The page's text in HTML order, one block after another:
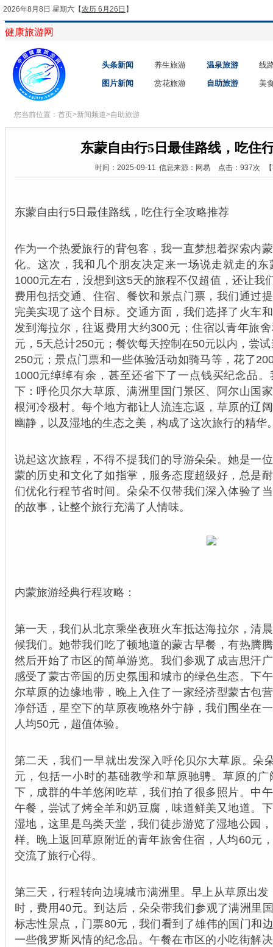
2026年8月8日 星期六 【农历 6月26日 】
健康旅游网
头条新闻 养生旅游 温泉旅游
线
图片新闻
赏花旅游 自助旅游 美
您当前位置： 首页>新闻频道>自助旅游
东蒙自由行5日最佳路线，吃住
时间：2025-09-11 信息来源：网易 点击：937次
东蒙自由行5日最佳路线，吃住行全攻略推荐
作为一个热爱旅行的背包客，我一直梦想着探索内
化。这次，我和几个朋友决定来一场说走就走的
1000元左右，没想到这5天的旅程不仅超值，还让我
费用包括交通、住宿、餐饮和景点门票，我们通过
完美实现了这个目标。交通方面，我们选择了火车
发到海拉尔，往返费用大约300元；住宿以青年旅
元，5天总计250元；餐饮每天控制在50元以内，尝
250元；景点门票和一些体验活动如骑马等，花了
1000元绰绰有余，甚至还省下了一点钱买纪念品
下：呼伦贝尔大草原、满洲里国门景区、阿尔山国
根河冷极村。每个地方都让人流连忘返，草原的辽
幽静，以及湿地的生态之美，构成了这次旅行的精华
说起这次旅程，不得不提我们的导游朵朵。她是一
蒙的历史和文化了如指掌，服务态度超级好，总是
们优化行程节省时间。朵朵不仅带我们深入体验了
的故事，让整个旅行充满了人情味。
内蒙旅游经典行程攻略：
第一天，我们从北京乘坐夜班火车抵达海拉尔，清
候我们。她带我们吃了顿地道的蒙古早餐，有热腾
然后开始了市区的简单游览。我们参观了成吉思汗
感受了蒙古帝国的历史氛围和城市的绿色生态。下
尔草原的边缘地带，晚上入住了一家经济型蒙古包
净舒适，星空下的草原夜晚格外宁静，我们围坐在
人均50元，超值体验。
第二天，我们一早就出发深入呼伦贝尔大草原。朵
元，包括一小时的基础教学和草原驰骋。草原的
下，成群的牛羊悠闲吃草，我们拍了很多照片。中
午餐，尝试了烤全羊和奶豆腐，味道鲜美又地道。
湿地，这里是鸟类天堂，我们徒步游览了湿地公园
样。晚上返回草原附近的青年旅舍住宿，人均60元
交流了旅行心得。
第三天，行程转向边境城市满洲里。早上从草原出
时，费用40元。到达后，朵朵带我们参观了满洲里
标志性景点，门票80元，我们看到了雄伟的国门和
一些俄罗斯风情的纪念品。午餐在市区的小吃街解